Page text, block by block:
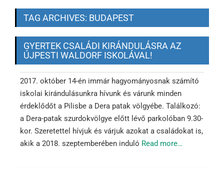
TAG ARCHIVES: BUDAPEST
GYERTEK CSALÁDI KIRÁNDULÁSRA AZ
ÚJPESTI WALDORF ISKOLÁVAL!
2017. október 14-én immár hagyományosnak számító
iskolai kirándulásunkra hívunk és várunk minden
érdeklődőt a Pilisbe a Dera patak völgyébe. Találkozó:
a Dera-patak szurdokvölgye előtt lévő parkolóban 9.30-
kor. Szeretettel hívjuk és várjuk azokat a családokat is,
akik a 2018. szeptemberében induló Read more…